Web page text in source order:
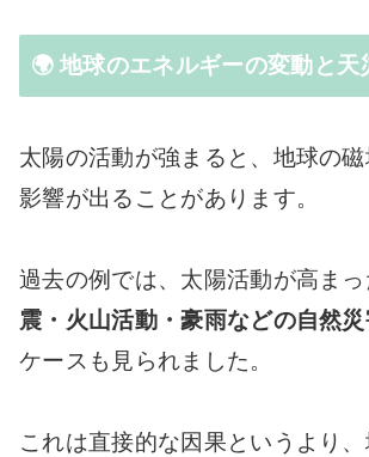
🌍 地球のエネルギーの変動と天
太陽の活動が強まると、地球の
影響が出ることがあります。
過去の例では、太陽活動が高ま
震・火山活動・豪雨などの自然
ケースも見られました。
これは直接的な因果というより